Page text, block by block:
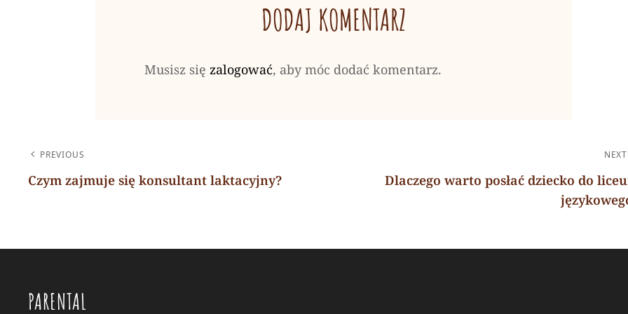
DODAJ KOMENTARZ
Musisz się zalogować, aby móc dodać komentarz.
NAWIGACJA
WPISU
PREVIOUS
Czym zajmuje się konsultant laktacyjny?
NEXT
Dlaczego warto posłać dziecko do
PARENTAL